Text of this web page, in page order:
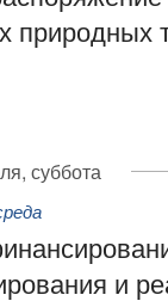
природных
суббота
и